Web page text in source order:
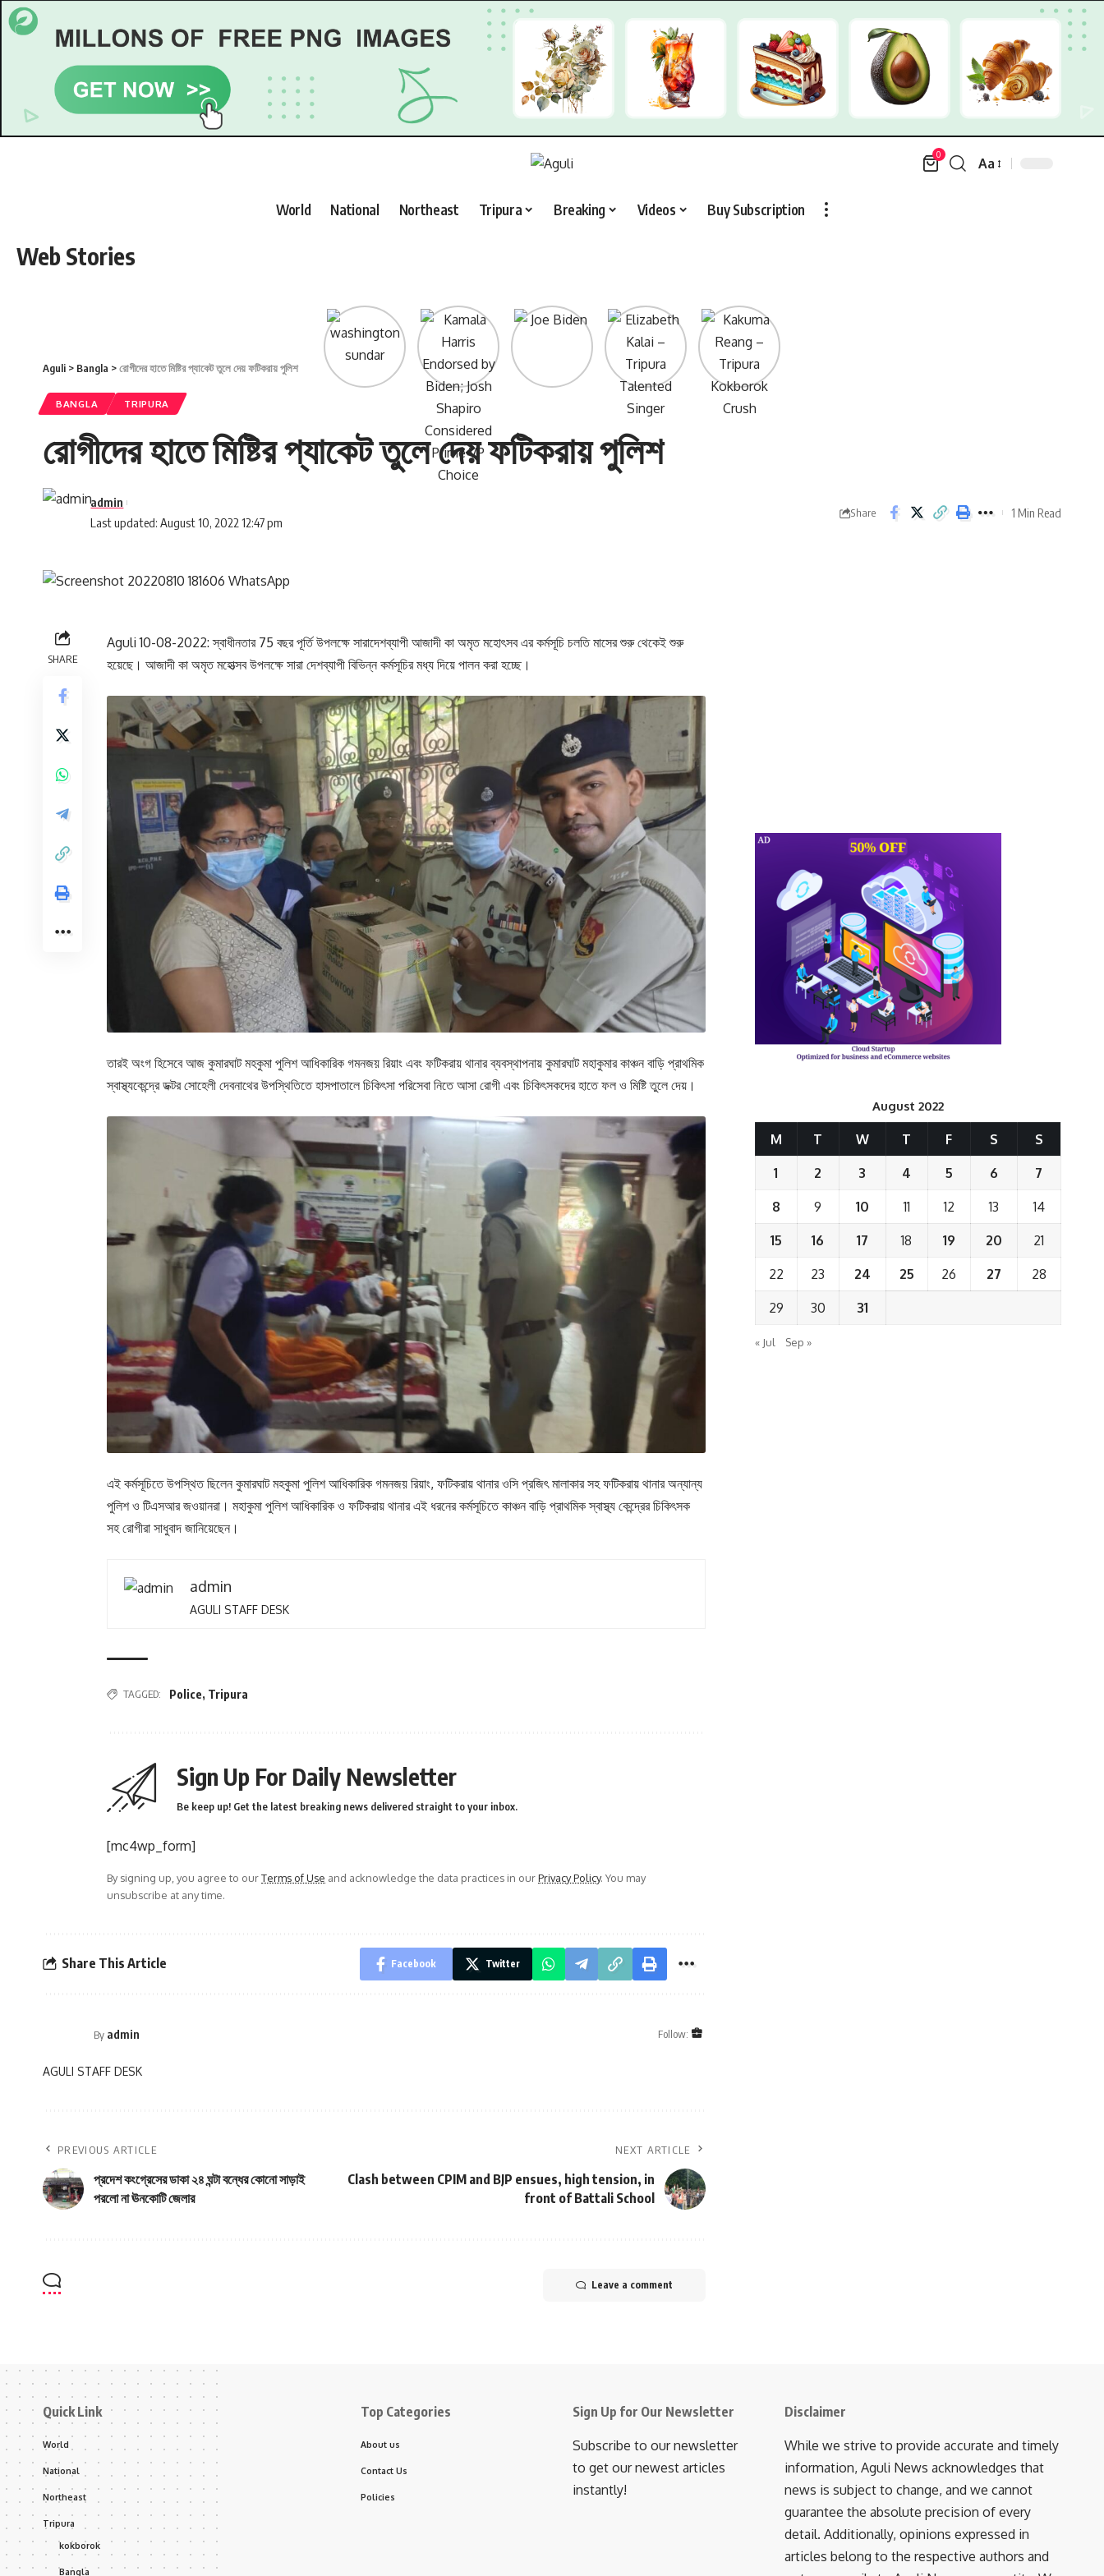
0
Font
Aa
World National Northeast Tripura Breaking Videos Buy Subscription
Web Stories
Aguli > Bangla >রোগীদের হাতে মিষ্টির প্যাকেট তুলে দেয় ফটিকরায় পুলিশ
BANGLA TRIPURA
রোগীদের হাতে মিষ্টির প্যাকেট তুলে দেয় ফটিকরায় পুলিশ
Last updated: August 10, 2022 12:47 pm
admin
Share 1 Min Read
SHARE
Aguli 10-08-2022: স্বাধীনতার 75 বছর পূর্তি উপলক্ষে সারাদেশব্যাপী আজাদী কা অমৃত মহোৎসব এর কর্মসূচি চলতি মাসের শুরু থেকেই শুরু
হয়েছে। আজাদী কা অমৃত মহোত্সব উপলক্ষে সারা দেশব্যাপী বিভিন্ন কর্মসূচির মধ্য দিয়ে পালন করা হচ্ছে।
তারই অংগ হিসেবে আজ কুমারঘাট মহকুমা পুলিশ আধিকারিক গমনজয় রিয়াং এবং ফটিকরায় থানার ব্যবস্থাপনায় কুমারঘাট মহাকুমার কাঞ্চন বাড়ি প্রাথমিক
স্বাস্থ্যকেন্দ্রে ডক্টর সোহেলী দেবনাথের উপস্থিতিতে হাসপাতালে চিকিৎসা পরিসেবা নিতে আসা রোগী এবং চিকিৎসকদের হাতে ফল ও মিষ্টি তুলে দেয়।
এই কর্মসূচিতে উপস্থিত ছিলেন কুমারঘাট মহকুমা পুলিশ আধিকারিক গমনজয় রিয়াং, ফটিকরায় থানার ওসি প্রজিৎ মালাকার সহ ফটিকরায় থানার অন্যান্য
পুলিশ ও টিএসআর জওয়ানরা। মহাকুমা পুলিশ আধিকারিক ও ফটিকরায় থানার এই ধরনের কর্মসূচিতে কাঞ্চন বাড়ি প্রাথমিক স্বাস্থ্য কেন্দ্রের চিকিৎসক
সহ রোগীরা সাধুবাদ জানিয়েছেন।
admin
AGULI STAFF DESK
TAGGED: Police, Tripura
Sign Up For Daily Newsletter
Be keep up! Get the latest breaking news delivered straight to your inbox.
[mc4wp_form]
By signing up, you agree to ourTerms of Use and acknowledge the data practices in ourPrivacy Policy. You may
unsubscribe at any time.
Share This Article Facebook Twitter
By admin Follow:
AGULI STAFF DESK
PREVIOUS ARTICLE
প্রদেশ কংগ্রেসের ডাকা ২৪ ঘন্টা বন্ধের কোনো সাড়াই
পরলো না ঊনকোটি জেলার
NEXT ARTICLE
Clash between CPIM and BJP ensues, high tension, in
front of Battali School
Leave a comment
August 2022
M T W T F S S
1 2 3 4 5 6 7
8 9 10 11 12 13 14
15 16 17 18 19 20 21
22 23 24 25 26 27 28
29 30 31
« Jul Sep »
Quick Link
World
National
Northeast
Tripura
kokborok
Bangla
Top Categories
About us
Contact Us
Policies
Sign Up for Our Newsletter
Subscribe to our newsletter
to get our newest articles
instantly!
Disclaimer
While we strive to provide accurate and timely
information, Aguli News acknowledges that
news is subject to change, and we cannot
guarantee the absolute precision of every
detail. Additionally, opinions expressed in
articles belong to the respective authors and